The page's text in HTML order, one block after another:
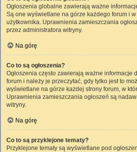
Ogłoszenia globalne zawierają ważne
Są one wyświetlane na górze każdego forum i
użytkownika. Uprawnienia zamieszczania
przez administratora witryny.
Na górę
Co to są ogłoszenia?
Ogłoszenia często zawierają ważne informacje
forum i należy je przeczytać, gdy tylko jest to
wyświetlane na górze każdej strony forum, w
Uprawnienia zamieszczania ogłoszeń są
witryny.
Na górę
Co to są przyklejone tematy?
Przyklejone tematy są wyświetlane pod